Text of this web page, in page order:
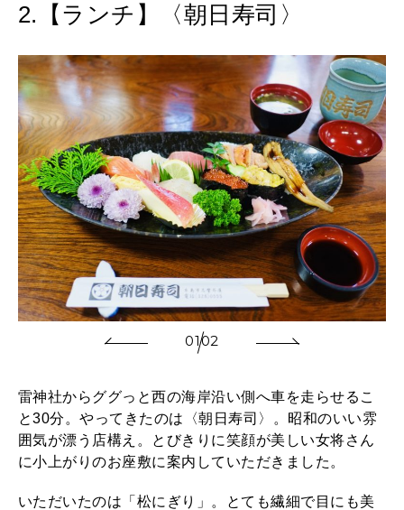
2.【ランチ】〈朝日寿司〉
0102
雷神社からググっと西の海岸沿い側へ車を走らせるこ
と30分。やってきたのは〈朝日寿司〉。昭和のいい雰
囲気が漂う店構え。とびきりに笑顔が美しい女将さん
に小上がりのお座敷に案内していただきました。
いただいたのは「松にぎり」。とても繊細で目にも美